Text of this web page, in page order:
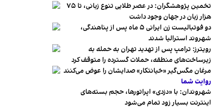
تخمین پژوهشگران: در عصر طلایی تنوع زبانی، تا ۷۵
هزار زبان در جهان وجود داشت
دو فوتبالیست زن ایرانی ۵ ماه پس از پناهندگی،
شهروند استرالیا شدند
رویترز: ترامپ پس از تهدید تهران به حمله به
زیرساخت‌های منطقه، حملات گسترده را متوقف کرد
مرغان مگس‌گیر «خیانتکار» صدایشان را عوض می‌کنند
روایت شما
شهروندان:‌ با «دزدی» اپراتورها، حجم بسته‌های
اینترنت بسیار زود تمام می‌شود